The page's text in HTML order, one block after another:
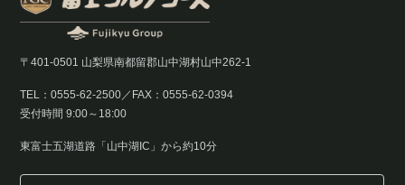
〒401-0501 山梨県南都留郡山中湖村山中262-1
TEL：0555-62-2500／FAX：0555-62-0394
受付時間 9:00～18:00
東富士五湖道路「山中湖IC」から約10分